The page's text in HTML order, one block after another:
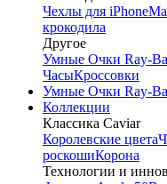
Чехлы для iPhone
крокодила
Другое
Умные Очки Ray-
ЧасыКроссовки
Умные Очки Ray-
Коллекции
Классика Caviar
Королевские цвета
роскошиКорона
Технологии и